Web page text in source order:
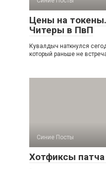
Цены на
Читеры в ПвП
Кувалдыч наткнулся
который раньше не
Синие Посты
Хотфиксы